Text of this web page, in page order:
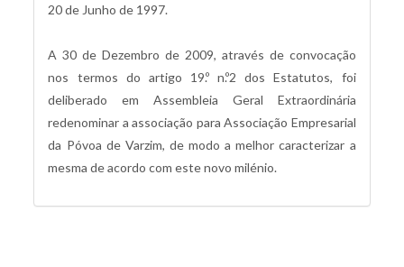
20 de Junho de 1997.
A 30 de Dezembro de 2009, através de convocação
nos termos do artigo 19.º n.º2 dos Estatutos, foi
deliberado em Assembleia Geral Extraordinária
redenominar a associação para Associação Empresarial
da Póvoa de Varzim, de modo a melhor caracterizar a
mesma de acordo com este novo milénio.